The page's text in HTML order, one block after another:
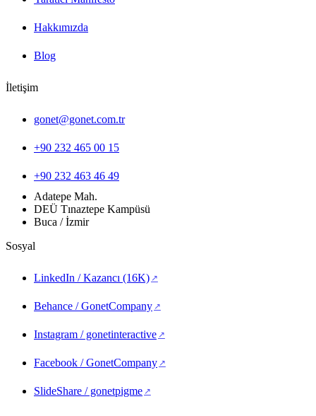
Hakkımızda
Blog
İletişim
gonet@gonet.com.tr
+90 232 465 00 15
+90 232 463 46 49
Adatepe Mah.
DEÜ Tınaztepe Kampüsü
Buca / İzmir
Sosyal
LinkedIn / Kazancı (16K)
(yeni sekmede açılır)
Behance / GonetCompany
(yeni sekmede açılır)
Instagram / gonetinteractive
(yeni sekmede açılır)
Facebook / GonetCompany
(yeni sekmede açılır)
SlideShare / gonetpigme
(yeni sekmede açılır)